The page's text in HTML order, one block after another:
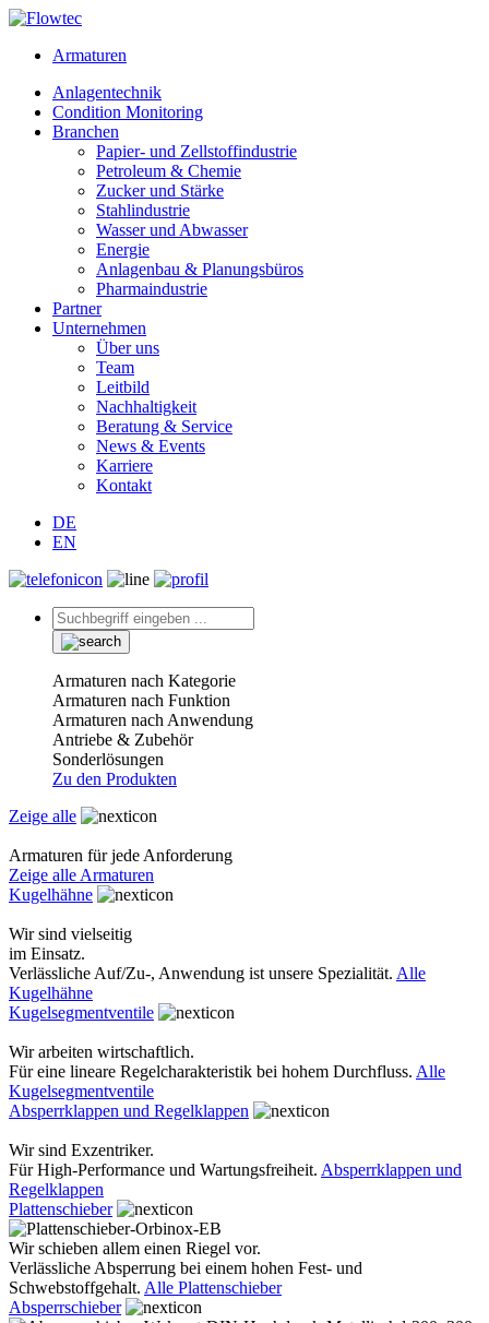
Skip
contentArmaturen
Anlagentechnik
Condition Monitoring
Branchen
Papier- und Zellstoffindustrie
Petroleum & Chemie
Zucker und Stärke
Stahlindustrie
Wasser und Abwasser
Energie
Anlagenbau & Planungsbüros
Pharmaindustrie
Partner
Unternehmen
Über uns
Team
Leitbild
Nachhaltigkeit
Beratung & Service
News & Events
Karriere
Kontakt
DE
EN
Armaturen nach Kategorie
Armaturen nach Funktion
Armaturen nach Anwendung
Antriebe & Zubehör
Sonderlösungen
Zu den Produkten
Zeige alle
Armaturen für jede Anforderung
Zeige alle Armaturen
Kugelhähne
Wir sind vielseitig
im Einsatz.
Verlässliche Auf/Zu-, Anwendung ist unsere Spezialität. Alle
Kugelhähne
Kugelsegmentventile
Wir arbeiten wirtschaftlich.
Für eine lineare Regelcharakteristik bei hohem Durchfluss. Alle
Kugelsegmentventile
Absperrklappen und Regelklappen
Wir sind Exzentriker.
Für High-Performance und Wartungsfreiheit. Absperrklappen und
Regelklappen
Plattenschieber
Wir schieben allem einen Riegel vor.
Verlässliche Absperrung bei einem hohen Fest- und
Schwebstoffgehalt. Alle Plattenschieber
Absperrschieber